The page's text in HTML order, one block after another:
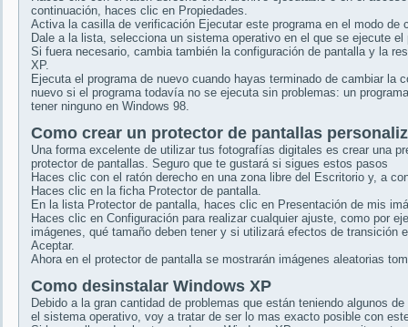
continuación, haces clic en Propiedades.
Activa la casilla de verificación Ejecutar este programa en el modo de
Dale a la lista, selecciona un sistema operativo en el que se ejecute el
Si fuera necesario, cambia también la configuración de pantalla y la
XP.
Ejecuta el programa de nuevo cuando hayas terminado de cambiar la
nuevo si el programa todavía no se ejecuta sin problemas: un
tener ninguno en Windows 98.
Como crear un protector de pantallas
Una forma excelente de utilizar tus fotografías digitales es crear una
protector de pantallas. Seguro que te gustará si sigues estos pasos
Haces clic con el ratón derecho en una zona libre del Escritorio y, a
Haces clic en la ficha Protector de pantalla.
En la lista Protector de pantalla, haces clic en Presentación de mis
Haces clic en Configuración para realizar cualquier ajuste, como por
imágenes, qué tamaño deben tener y si utilizará efectos de transición
Aceptar.
Ahora en el protector de pantalla se mostrarán imágenes aleatorias
Como desinstalar Windows XP
Debido a la gran cantidad de problemas que están teniendo algunos
el sistema operativo, voy a tratar de ser lo mas exacto posible con